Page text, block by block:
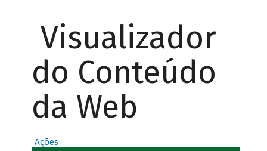
Visualizador
do Conteúdo
da Web
Ações